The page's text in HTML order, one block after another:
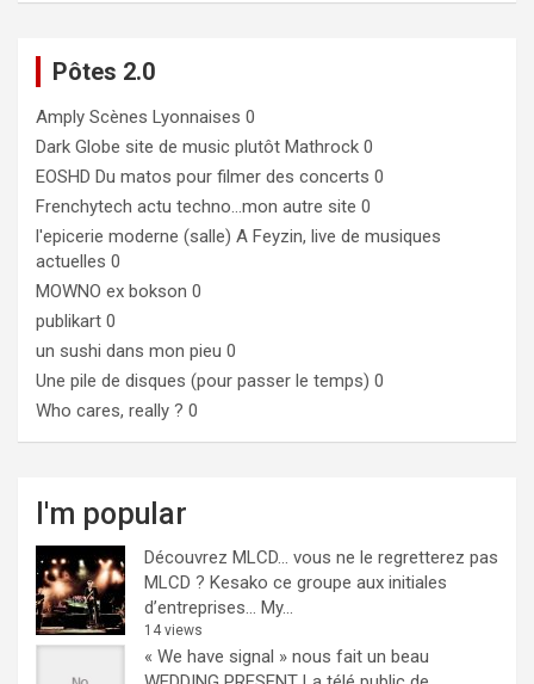
Pôtes 2.0
Amply Scènes Lyonnaises 0
Dark Globe site de music plutôt Mathrock 0
EOSHD Du matos pour filmer des concerts 0
Frenchytech actu techno…mon autre site 0
l'epicerie moderne (salle) A Feyzin, live de musiques
actuelles 0
MOWNO ex bokson 0
publikart 0
un sushi dans mon pieu 0
Une pile de disques (pour passer le temps) 0
Who cares, really ? 0
I'm popular
Découvrez MLCD… vous ne le regretterez pas
MLCD ? Kesako ce groupe aux initiales
d’entreprises… My...
14 views
« We have signal » nous fait un beau